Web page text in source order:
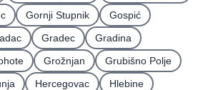
Gornji Stupnik
Gospić
Gradec
Gradina
Grožnjan
Grubišno Polje
Hercegovac
Hlebine